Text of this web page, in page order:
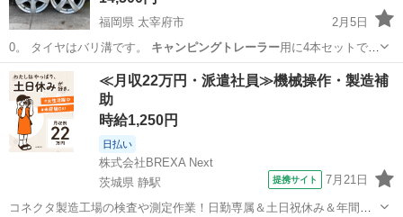
福岡県 太宰府市
2月5日
0。 タイヤはバリ溝です。 キャンピングトレーラー用に4本セットで購
入しましたが…
福岡 太宰府市 タイヤ、ホイール ホイール
≪月収22万円・派遣社員≫機械操作・製造補
助
時給1,250円
日払い
株式会社BREXA Next
茨城県 静駅
提携サイト 7月21日
コネクタ製造工場の検査や測定作業！日勤専属＆土日祝休み＆年間休